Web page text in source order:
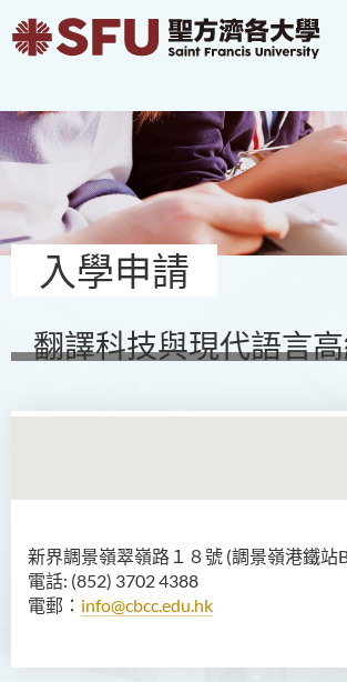
入學申請
翻譯科技與現代語言
新界調景嶺翠嶺路１８號 (調景嶺港鐵站
電話: (852) 3702 4388
電郵： info@cbcc.edu.hk